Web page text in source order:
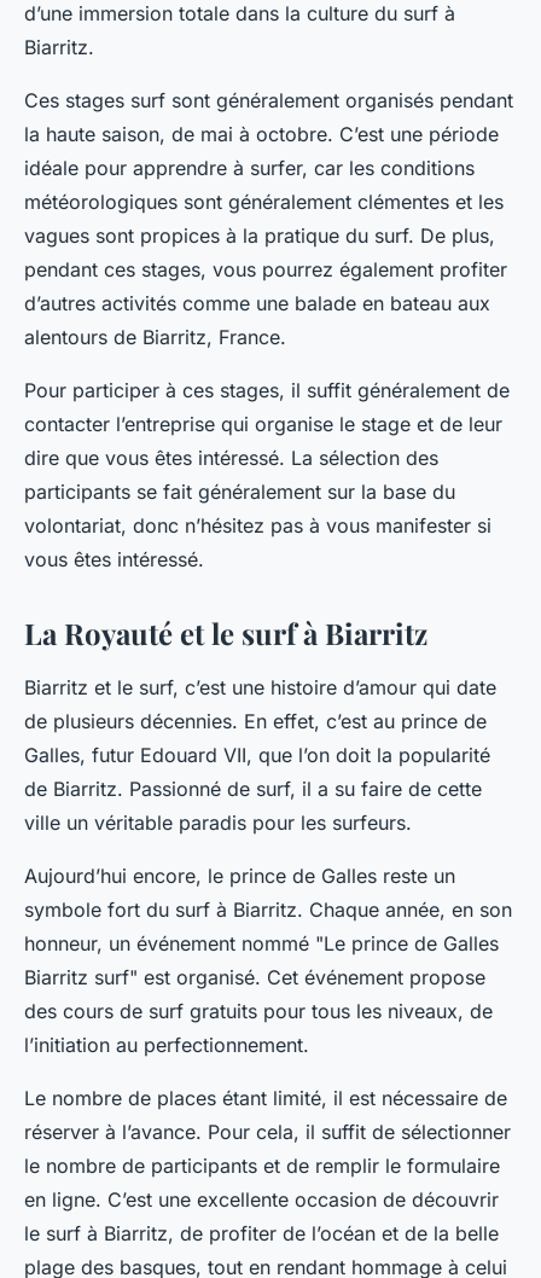
d’une immersion totale dans la culture du surf à
Biarritz.
Ces stages surf sont généralement organisés pendant
la haute saison, de mai à octobre. C’est une période
idéale pour apprendre à surfer, car les conditions
météorologiques sont généralement clémentes et les
vagues sont propices à la pratique du surf. De plus,
pendant ces stages, vous pourrez également profiter
d’autres activités comme une balade en bateau aux
alentours de Biarritz, France.
Pour participer à ces stages, il suffit généralement de
contacter l’entreprise qui organise le stage et de leur
dire que vous êtes intéressé. La sélection des
participants se fait généralement sur la base du
volontariat, donc n’hésitez pas à vous manifester si
vous êtes intéressé.
La Royauté et le surf à Biarritz
Biarritz et le surf, c’est une histoire d’amour qui date
de plusieurs décennies. En effet, c’est au prince de
Galles, futur Edouard VII, que l’on doit la popularité
de Biarritz. Passionné de surf, il a su faire de cette
ville un véritable paradis pour les surfeurs.
Aujourd’hui encore, le prince de Galles reste un
symbole fort du surf à Biarritz. Chaque année, en son
honneur, un événement nommé "Le prince de Galles
Biarritz surf" est organisé. Cet événement propose
des cours de surf gratuits pour tous les niveaux, de
l’initiation au perfectionnement.
Le nombre de places étant limité, il est nécessaire de
réserver à l’avance. Pour cela, il suffit de sélectionner
le nombre de participants et de remplir le formulaire
en ligne. C’est une excellente occasion de découvrir
le surf à Biarritz, de profiter de l’océan et de la belle
plage des basques, tout en rendant hommage à celui